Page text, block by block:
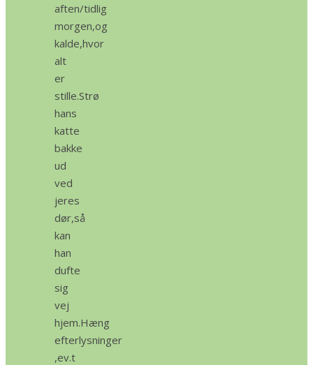
aften/tidlig
morgen,og
kalde,hvor
alt
er
stille.Strø
hans
katte
bakke
ud
ved
jeres
dør,så
kan
han
dufte
sig
vej
hjem.Hæng
efterlysninger
,ev.t